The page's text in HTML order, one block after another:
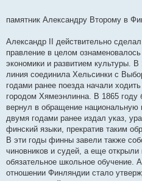
памятник Александру Второму в
Александр II действительно
правление в целом
экономики и развитием культуры.
линия соединила Хельсинки с
годами ранее поезда начали
городом Хямеэнлинна. В 1865 году
вернул в обращение
двумя годами ранее издал указ,
финский языки, прекратив таким
В эти годы финны завели также
чиновников и судей, а еще
обязательное школьное обучение.
отношении Финляндии стало